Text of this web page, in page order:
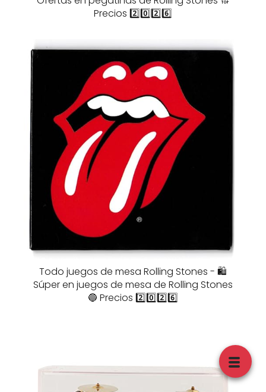
Precios 2️⃣0️⃣2️⃣6️⃣
Todo juegos de mesa Rolling Stones - 🛍️
Súper en juegos de mesa de Rolling Stones
🔵 Precios 2️⃣0️⃣2️⃣6️⃣